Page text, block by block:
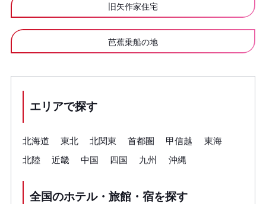
旧矢作家住宅
芭蕉乗船の地
エリアで探す
北海道 東北 北関東 首都圏 甲信越
東海
北陸
近畿 中国 四国 九州 沖縄
全国のホテル・旅館・宿を探す